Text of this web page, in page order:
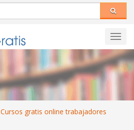
Cursos gratis online trabajadores